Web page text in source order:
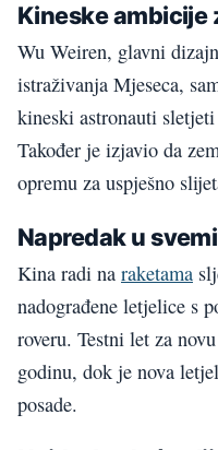
Kineske ambicije
Wu Weiren, glavni
istraživanja Mjeseca,
kineski astronauti
Također je izjavio da
opremu za uspješno
Napredak u
Kina radi na raketama
nadograđene letjelice s
roveru. Testni let za
godinu, dok je nova
posade.